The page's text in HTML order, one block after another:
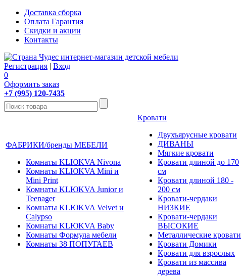
Доставка сборка
Оплата Гарантия
Скидки и акции
Контакты
Регистрация | Вход
0
Оформить заказ
+7 (995) 120-7435
ФАБРИКИ/бренды МЕБЕЛИ
Комнаты KLЮKVA Nivona
Комнаты KLЮKVA Mini и
Mini Print
Комнаты KLЮKVA Junior и
Teenager
Комнаты KLЮKVA Velvet и
Calypso
Комнаты KLЮKVA Baby
Комнаты Формула мебели
Комнаты 38 ПОПУГАЕВ
Кровати
Двухъярусные кровати
ДИВАНЫ
Мягкие кровати
Кровати длиной до 170
см
Кровати длиной 180 -
200 см
Кровати-чердаки
НИЗКИЕ
Кровати-чердаки
ВЫСОКИЕ
Металлические кровати
Кровати Домики
Кровати для взрослых
Кровати из массива
дерева